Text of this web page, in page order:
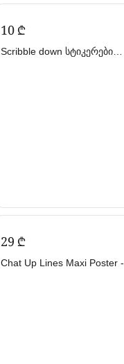
‍10‍ ₾
Scribble down სტიკერები
‍29‍ ₾
Chat Up Lines Maxi Poster -